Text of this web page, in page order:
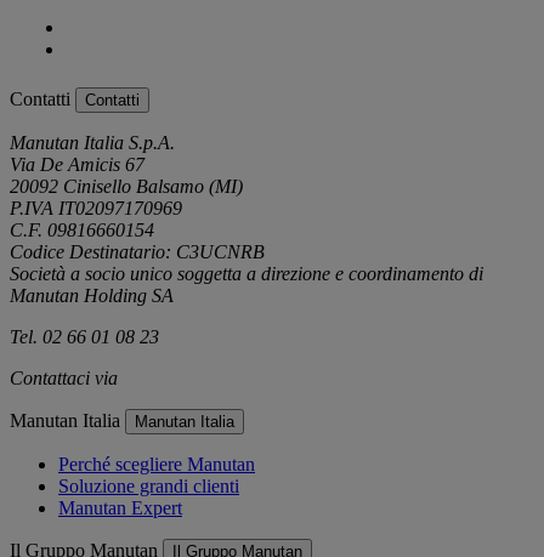
Contatti Contatti
Manutan Italia S.p.A.
Via De Amicis 67
20092 Cinisello Balsamo (MI)
P.IVA IT02097170969
C.F. 09816660154
Codice Destinatario: C3UCNRB
Società a socio unico soggetta a direzione e coordinamento di
Manutan Holding SA
Tel. 02 66 01 08 23
Contattaci via
Manutan Italia Manutan Italia
Perché scegliere Manutan
Soluzione grandi clienti
Manutan Expert
Il Gruppo Manutan Il Gruppo Manutan